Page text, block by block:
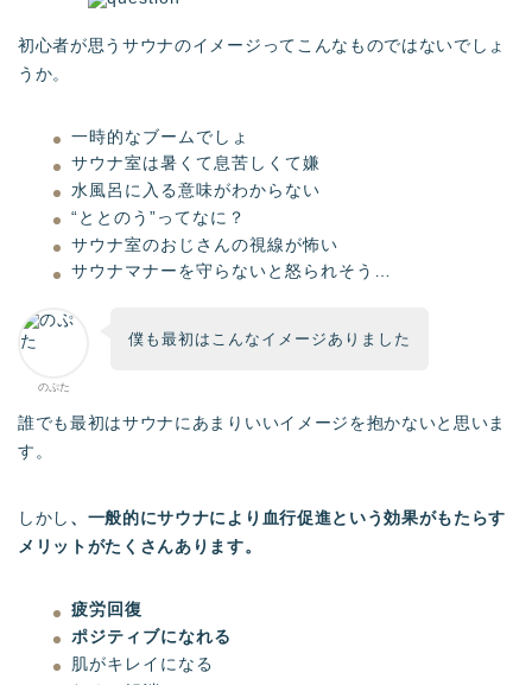
初心者が思うサウナのイメージってこんなものではないでしょ
うか。
一時的なブームでしょ
サウナ室は暑くて息苦しくて嫌
水風呂に入る意味がわからない
“ととのう”ってなに？
サウナ室のおじさんの視線が怖い
サウナマナーを守らないと怒られそう…
のぷた
僕も最初はこんなイメージありました
誰でも最初はサウナにあまりいいイメージを抱かないと思いま
す。
しかし 、一般的にサウナにより血行促進という効果がもたらす
メリットがたくさんあります。
疲労回復
ポジティブになれる
肌がキレイになる